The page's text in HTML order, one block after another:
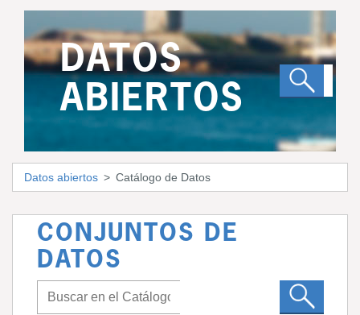
DATOS
ABIERTOS
Datos abiertos Catálogo de Datos
CONJUNTOS DE
DATOS